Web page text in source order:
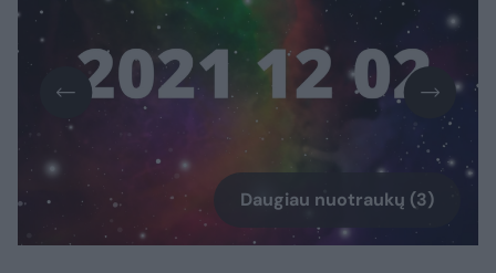
Daugiau nuotraukų (3)